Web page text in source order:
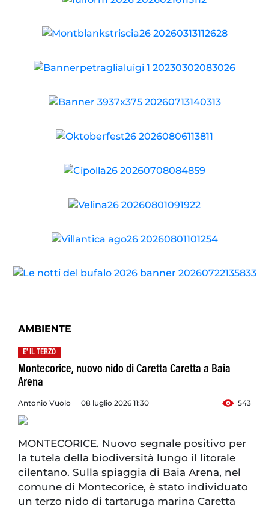
AMBIENTE
E' IL TERZO
Montecorice, nuovo nido di Caretta Caretta a Baia
Arena
Antonio Vuolo 08 luglio 2026 11:30 543
MONTECORICE. Nuovo segnale positivo per
la tutela della biodiversità lungo il litorale
cilentano. Sulla spiaggia di Baia Arena, nel
comune di Montecorice, è stato individuato
un terzo nido di tartaruga marina Caretta